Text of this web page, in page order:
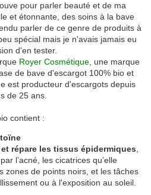
pour parler beauté et de ma
et étonnante, des soins à la bave
parler de ce genre de produits à
spécial mais je n'avais jamais eu
d'en tester.
Royer Cosmétique , une marque
de bave d'escargot 100% bio et
est producteur d'escargots depuis
de 25 ans.
contient :
et répare les tissus épidermiques
l’acné, les cicatrices qu’elle
zones de points noirs, et les tâches
ou à l'exposition au soleil.